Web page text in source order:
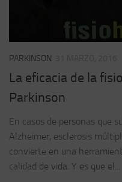
PARKINSON
La eficacia de la
Parkinson
En casos de personas que
Alzheimer, esclerosis
convierte en una
calidad de vida. Y es que el...